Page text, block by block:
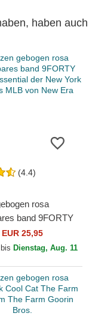
haben auch
(4.4)
rosa
band 9FORTY
der New
MLB von New
EUR 25,95
Dienstag, Aug. 11